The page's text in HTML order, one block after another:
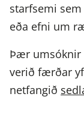
starfsemi
eða efni um
Þær umsóknir
verið færðar
netfangið